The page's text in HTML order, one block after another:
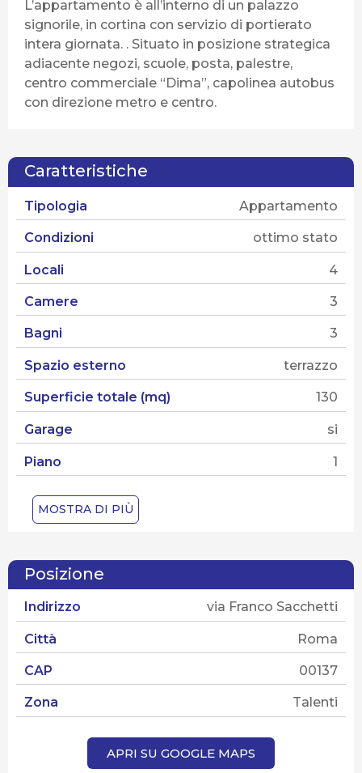
L’appartamento è all’interno di un palazzo
signorile, in cortina con servizio di portierato
intera giornata. . Situato in posizione strategica
adiacente negozi, scuole, posta, palestre,
centro commerciale “Dima”, capolinea autobus
con direzione metro e centro.
Caratteristiche
Tipologia Appartamento
Condizioni ottimo stato
Locali 4
Camere 3
Bagni 3
Spazio esterno terrazzo
Superficie totale (mq) 130
Garage si
Piano 1
Numero piani
Ascensore
Spese condominiali 100 €
Stato dello stabile ottimo stato
Tipo di contratto Vendita
Tipo di proprietà Piena
Stato attuale VENDUTO
MOSTRA DI PIÙ
Posizione
Indirizzo via Franco Sacchetti
Città Roma
CAP 00137
Zona Talenti
APRI SU GOOGLE MAPS